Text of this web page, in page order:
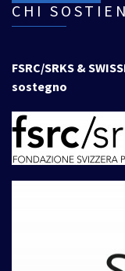
CHI
FSRC/SRKS &
sostegno